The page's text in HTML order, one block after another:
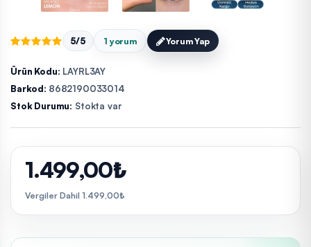
5/5 1 yorum Yorum Yap
Ürün Kodu: LAYRL3AY
Barkod: 8682190033014
Stok Durumu: Stokta var
1.499,00₺
Vergiler Dahil 1.499,00₺